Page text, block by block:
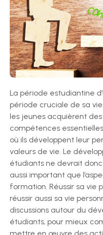
La période estudiantine
période cruciale de sa
les jeunes acquièrent
compétences
où ils développent leur
valeurs de vie. Le
étudiants ne devrait
aussi important que
formation. Réussir sa vie
réussir aussi sa vie
discussions autour du
étudiants, pour mieux